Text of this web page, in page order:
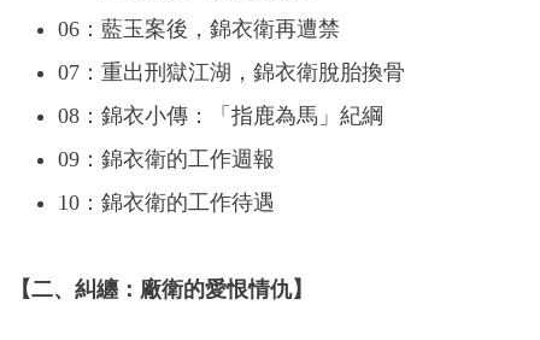
06：藍玉案後，錦衣衛再遭禁
07：重出刑獄江湖，錦衣衛脫胎換骨
08：錦衣小傳：「指鹿為馬」紀綱
09：錦衣衛的工作週報
10：錦衣衛的工作待遇
【二、糾纏：廠衛的愛恨情仇】